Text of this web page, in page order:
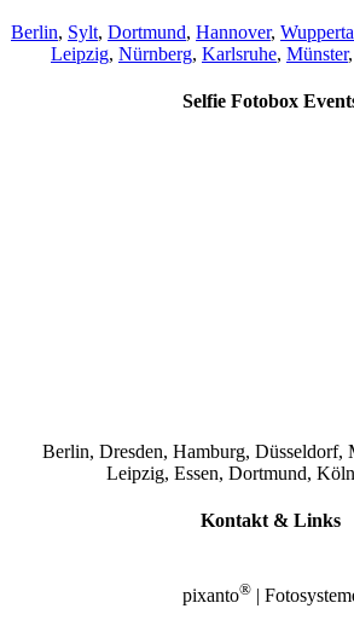
Berlin, Sylt, Dortmund, Hannover,
Leipzig, Nürnberg, Karlsruhe, Münster,
Selfie Fotobox
Berlin, Dresden, Hamburg, Düsseldorf,
Leipzig, Essen, Dortmund,
Kontakt & Links
pixanto®|